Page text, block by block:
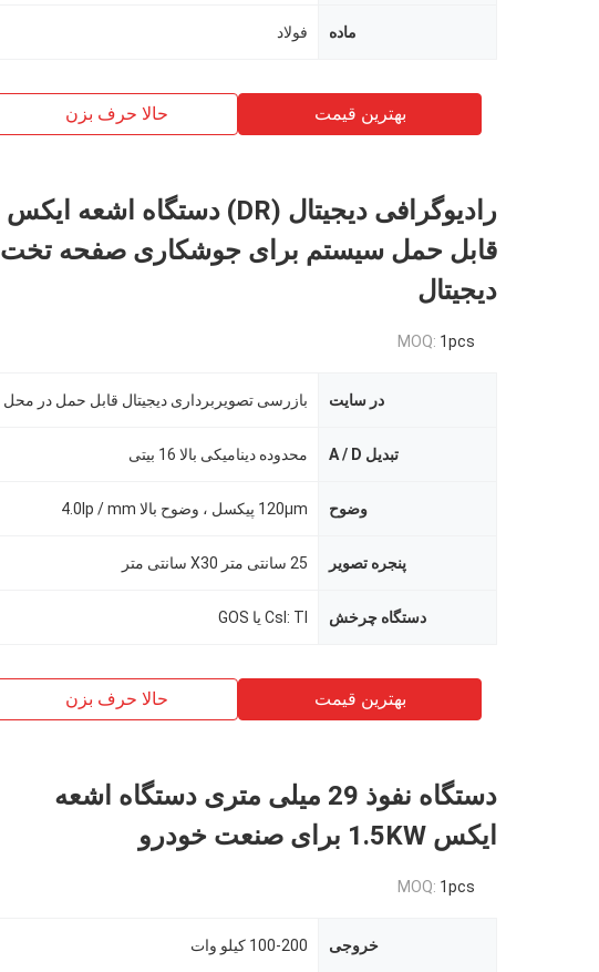
ماده فولاد
بهترین قیمت حالا حرف بزن
رادیوگرافی دیجیتال (DR) دستگاه اشعه ایکس
قابل حمل سیستم برای جوشکاری صفحه تخت
دیجیتال
MOQ: 1pcs
در سایت بازرسی تصویربرداری دیجیتال قابل حمل در محل
تبدیل A / D محدوده دینامیکی بالا 16 بیتی
وضوح 120μm پیکسل ، وضوح بالا 4.0lp / mm
پنجره تصویر 25 سانتی متر X30 سانتی متر
دستگاه چرخش CsI: TI یا GOS
بهترین قیمت حالا حرف بزن
دستگاه نفوذ 29 میلی متری دستگاه اشعه
ایکس 1.5KW برای صنعت خودرو
MOQ: 1pcs
خروجی 100-200 کیلو وات